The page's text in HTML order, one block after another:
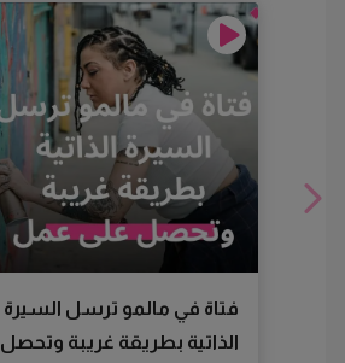
فتاة في مالمو ترسل السيرة
الذاتية بطريقة غريبة وتحصل